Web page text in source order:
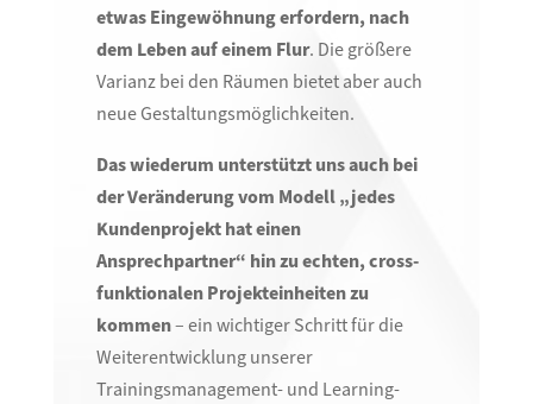
etwas Eingewöhnung erfordern, nach
dem Leben auf einem Flur. Die größere
Varianz bei den Räumen bietet aber auch
neue Gestaltungsmöglichkeiten.
Das wiederum unterstützt uns auch bei
der Veränderung vom Modell „jedes
Kundenprojekt hat einen
Ansprechpartner“ hin zu echten, cross-
funktionalen Projekteinheiten zu
kommen– ein wichtiger Schritt für die
Weiterentwicklung unserer
Trainingsmanagement- und Learning-